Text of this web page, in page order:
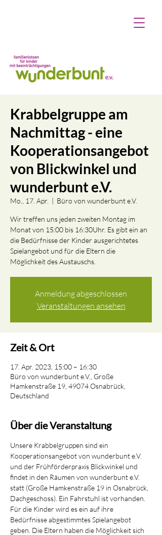
Krabbelgruppe am
Nachmittag - eine
Kooperationsangebot
von Blickwinkel und
wunderbunt e.V.
Mo., 17. Apr.
  |
Büro von wunderbunt e.V.
Wir treffen uns jeden zweiten Montag im
Monat von 15:00 bis 16:30Uhr. Es gibt ein an
die Bedürfnisse der Kinder ausgerichtetes
Spielangebot und für die Eltern die
Möglichkeit des Austauschs.
Anmeldung abgeschlossen
Veranstaltungen ansehen
Zeit & Ort
17. Apr. 2023, 15:00 – 16:30
Büro von wunderbunt e.V., Große
Hamkenstraße 19, 49074 Osnabrück,
Deutschland
Über die Veranstaltung
Unsere Krabbelgruppen sind ein
Kooperationsangebot von wunderbunt e.V.
und der Frühförderpraxis Blickwinkel und
findet in den Räumen von wunderbunt e.V.
statt (Große Hamkenstraße 19 in Osnabrück,
Dachgeschoss). Ein Fahrstuhl ist vorhanden.
Für die Kinder wird es ein auf ihre
Bedürfnisse abgestimmtes Spielangebot
geben. Die Eltern haben die Möglichkeit sich